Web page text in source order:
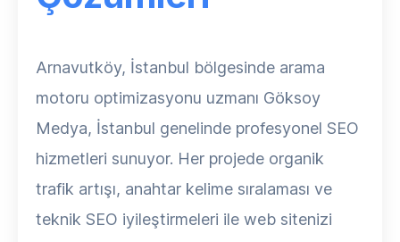
Arnavutköy, İstanbul bölgesinde arama
motoru optimizasyonu uzmanı Göksoy
Medya, İstanbul genelinde profesyonel SEO
hizmetleri sunuyor. Her projede organik
trafik artışı, anahtar kelime sıralaması ve
teknik SEO iyileştirmeleri ile web sitenizi